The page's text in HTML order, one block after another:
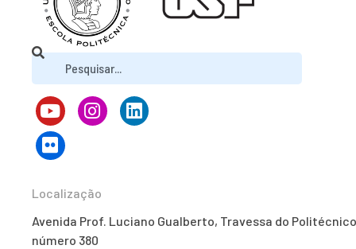
Localização
Avenida Prof. Luciano Gualberto, Travessa do
número 380